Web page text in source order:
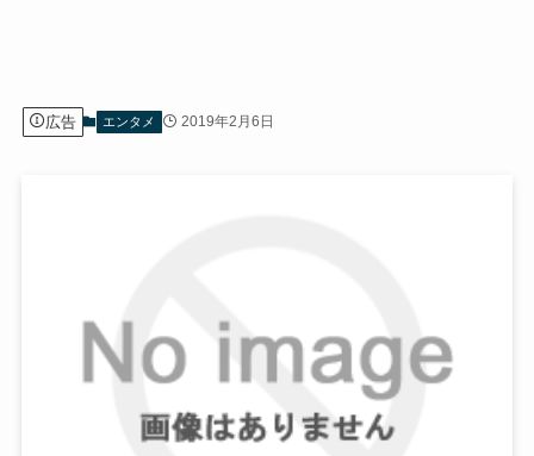
広告 エンタメ 2019年2月6日